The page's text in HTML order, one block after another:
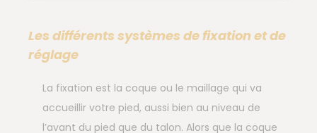
Les différents systèmes de fixation et de
réglage
La fixation est la coque ou le maillage qui va
accueillir votre pied, aussi bien au niveau de
l’avant du pied que du talon. Alors que la coque